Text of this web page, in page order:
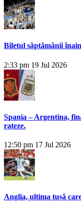
Biletul săptămânii
2:33 pm 19 Jul 2026
Spania – Argentina,
rateze.
12:50 pm 17 Jul 2026
Anglia, ultima tușă